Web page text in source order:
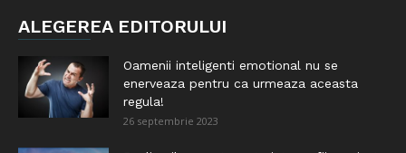
ALEGEREA EDITORULUI
Oamenii inteligenti emotional nu se
enerveaza pentru ca urmeaza aceasta
regula!
26 septembrie 2023